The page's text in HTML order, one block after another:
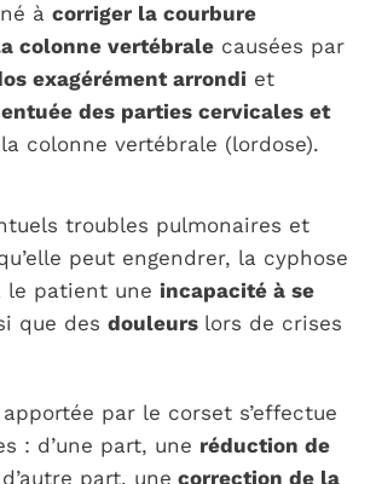
à corriger la courbure
colonne vertébralecausées par
exagérément arrondi et
des parties cervicales et
colonne vertébrale (lordose).
troubles pulmonaires et
peut engendrer, la cyphose
le patient une incapacité à se
que des douleurs lors de crises
apportée par le corset s’effectue
: d’une part, une réduction de
part, une correction de la